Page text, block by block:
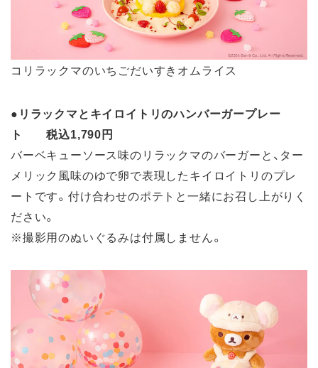
コリラックマのいちごだいすきオムライス
● リラックマとキイロイトリのハンバーガープレー
ト 税込1,790円
バーベキューソース味のリラックマのバーガーと、ター
メリック風味のゆで卵で表現したキイロイトリのプレ
ートです。付け合わせのポテトと一緒にお召し上がりく
ださい。
※撮影用のぬいぐるみは付属しません。